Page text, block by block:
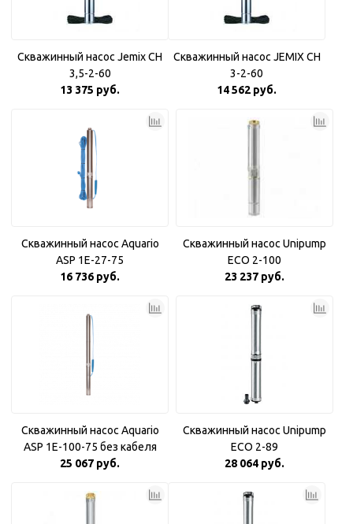
Скважинный насос Jemix CH
3,5-2-60
13 375 руб.
Скважинный насос JEMIX CH
3-2-60
14 562 руб.
Скважинный насос Aquario
ASP 1E-27-75
16 736 руб.
Скважинный насос Unipump
ECO 2-100
23 237 руб.
Скважинный насос Aquario
ASP 1E-100-75 без кабеля
25 067 руб.
Скважинный насос Unipump
ECO 2-89
28 064 руб.